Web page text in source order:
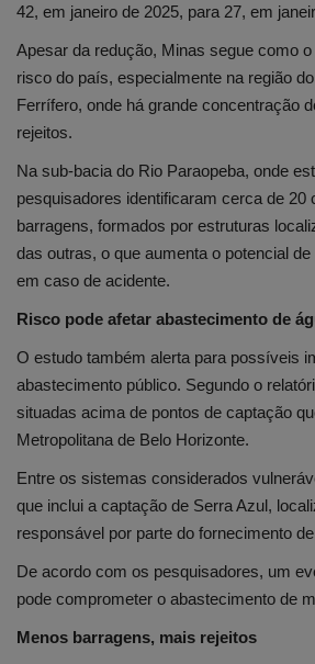
42, em janeiro de 2025, para 27, em
Apesar da redução, Minas segue como
risco do país, especialmente na região
Ferrífero, onde há grande concentração
rejeitos.
Na sub-bacia do Rio Paraopeba, onde
pesquisadores identificaram cerca de 20
barragens, formados por estruturas
das outras, o que aumenta o potencial
em caso de acidente.
Risco pode afetar abastecimento de
O estudo também alerta para possíveis
abastecimento público. Segundo o
situadas acima de pontos de captação
Metropolitana de Belo Horizonte.
Entre os sistemas considerados
que inclui a captação de Serra Azul,
responsável por parte do fornecimento
De acordo com os pesquisadores, um
pode comprometer o abastecimento de
Menos barragens, mais rejeitos